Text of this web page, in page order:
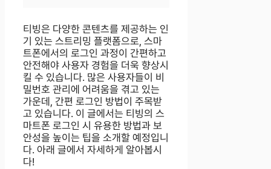
티빙은 다양한 콘텐츠를 제공하는 인
기 있는 스트리밍 플랫폼으로, 스마
트폰에서의 로그인 과정이 간편하고
안전해야 사용자 경험을 더욱 향상시
킬 수 있습니다. 많은 사용자들이 비
밀번호 관리에 어려움을 겪고 있는
가운데, 간편 로그인 방법이 주목받
고 있습니다. 이 글에서는 티빙의 스
마트폰 로그인 시 유용한 방법과 보
안성을 높이는 팁을 소개할 예정입니
다. 아래 글에서 자세하게 알아봅시
다!